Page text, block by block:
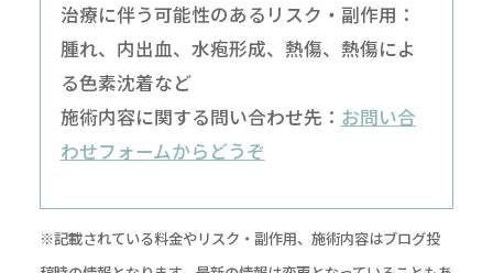
治療に伴う可能性のあるリスク・副作用：
腫れ、内出血、水疱形成、熱傷、熱傷によ
る色素沈着など
施術内容に関する問い合わせ先： お問い合
わせフォームからどうぞ
※記載されている料金やリスク・副作用、施術内容はブログ投